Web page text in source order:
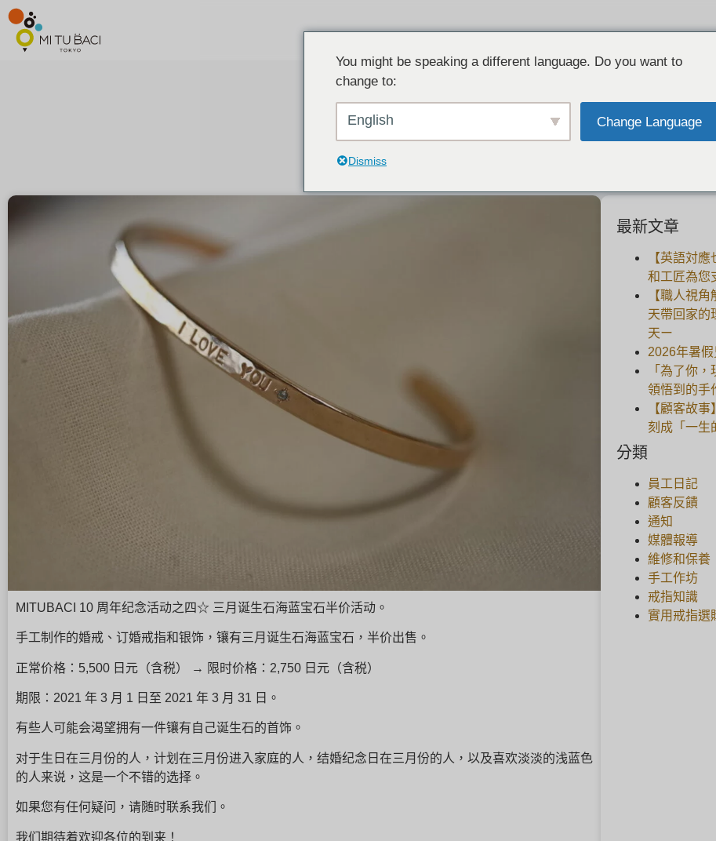
三月诞生石海蓝宝石半价活动。
MITUBACI 10 周年纪念活动之四☆ 三月诞生石海蓝宝石半价活动。
手工制作的婚戒、订婚戒指和银饰，镶有三月诞生石海蓝宝石，半价出售。
正常价格：5,500 日元（含税） → 限时价格：2,750 日元（含税）
期限：2021 年 3 月 1 日至 2021 年 3 月 31 日。
有些人可能会渴望拥有一件镶有自己诞生石的首饰。
对于生日在三月份的人，计划在三月份进入家庭的人，结婚纪念日在三月份的人，以及喜欢淡淡的浅蓝色
的人来说，这是一个不错的选择。
如果您有任何疑问，请随时联系我们。
我们期待着欢迎各位的到来！
最新文章
【英語対
和工匠為您
【職人視
天帶回家
天ー
2026年暑
「為了你
領悟到的手
【顧客故
刻成「一生
分類
員工日記
顧客反饋
通知
媒體報導
維修和保養
手工作坊
戒指知識
實用戒指選
You might be speaking a different language. Do you want to
change to:
English Change Language
Dismiss